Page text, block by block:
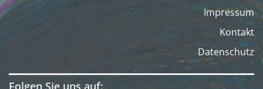
Impressum
Kontakt
Datenschutz